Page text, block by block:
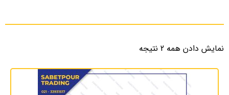
نمایش دادن همه 2 نتیجه